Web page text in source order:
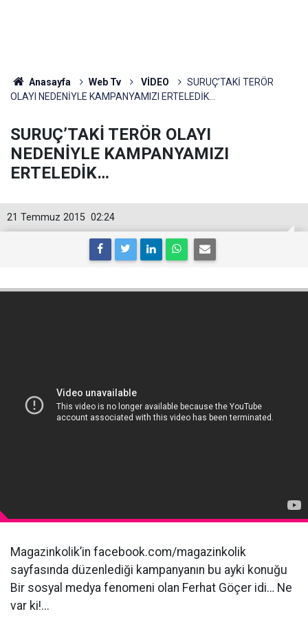
Anasayfa Web Tv VİDEO
SURUÇ’TAKİ TERÖR
OLAYI NEDENİYLE KAMPANYAMIZI ERTELEDİK…
SURUÇ’TAKİ TERÖR OLAYI
NEDENİYLE KAMPANYAMIZI
ERTELEDİK…
02:24
21 Temmuz 2015
Magazinkolik’in facebook.com/magazinkolik
sayfasında düzenlediği kampanyanın bu ayki konuğu
Bir sosyal medya fenomeni olan Ferhat Göçer idi… Ne
var ki!...